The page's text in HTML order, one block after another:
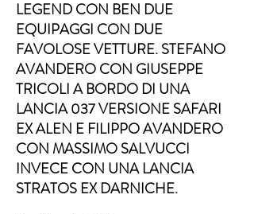
LEGEND CON BEN DUE
EQUIPAGGI CON DUE
FAVOLOSE VETTURE. STEFANO
AVANDERO CON GIUSEPPE
TRICOLI A BORDO DI UNA
LANCIA 037 VERSIONE SAFARI
EX ALEN E FILIPPO AVANDERO
CON MASSIMO SALVUCCI
INVECE CON UNA LANCIA
STRATOS EX DARNICHE.